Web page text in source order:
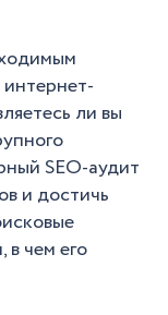
ли вы
SEO-аудит
и достичь
чем его